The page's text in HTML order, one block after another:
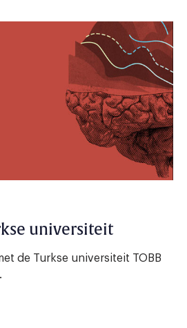
universiteit
de Turkse universiteit TOBB